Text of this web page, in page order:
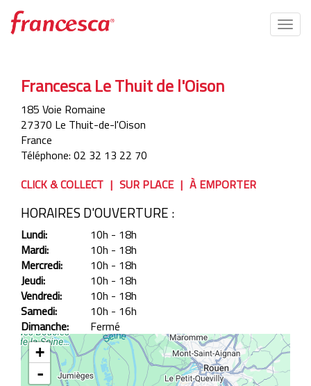
contenu
principal
Francesca Le Thuit de l'Oison
185 Voie Romaine
27370 Le Thuit-de-l'Oison
France
Téléphone: 02 32 13 22 70
CLICK & COLLECT
SUR PLACE À EMPORTER
HORAIRES D'OUVERTURE :
Lundi:
10h - 18h
Mardi:
10h - 18h
Mercredi:
10h - 18h
Jeudi:
10h - 18h
Vendredi:
10h - 18h
Samedi:
10h - 16h
Dimanche:
Fermé
+
-